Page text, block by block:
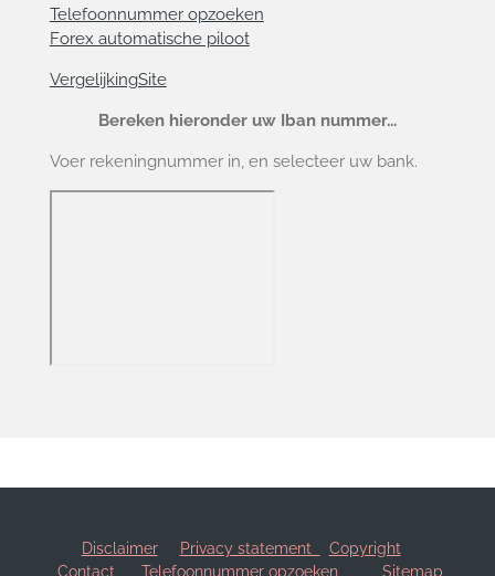
Telefoonnummer opzoeken
Forex automatische piloot
VergelijkingSite
Bereken hieronder uw Iban nummer...
Voer rekeningnummer in, en selecteer uw bank.
Disclaimer Privacy statement
Copyright
Contact
Telefoonnummer opzoeken Sitemap